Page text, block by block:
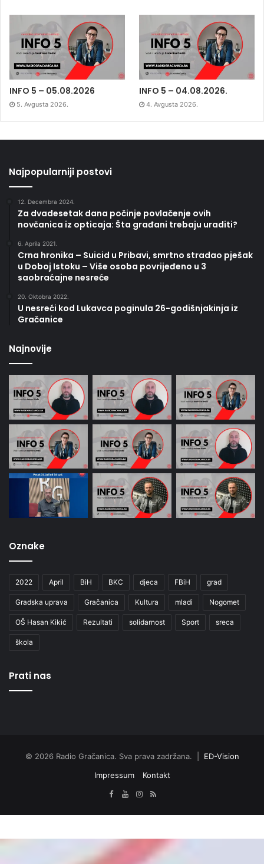
INFO 5 – 05.08.2026
5. Avgusta 2026.
INFO 5 – 04.08.2026.
4. Avgusta 2026.
Najpopularniji postovi
12. Decembra 2024.
Za dvadesetak dana počinje povlačenje ovih
novčanica iz opticaja: Šta građani trebaju uraditi?
6. Aprila 2021.
Crna hronika – Suicid u Pribavi, smrtno stradao pješak
u Doboj Istoku – Više osoba povrijeđeno u 3
saobraćajne nesreće
20. Oktobra 2022.
U nesreći kod Lukavca poginula 26-godišnjakinja iz
Gračanice
Najnovije
Oznake
2022 April BiH BKC djeca FBiH grad
Gradska uprava Gračanica Kultura mladi Nogomet
OŠ Hasan Kikić Rezultati solidarnost Sport sreca
škola
Prati nas
© 2026 Radio Gračanica. Sva prava zadržana. | ED-Vision
Impressum
Kontakt